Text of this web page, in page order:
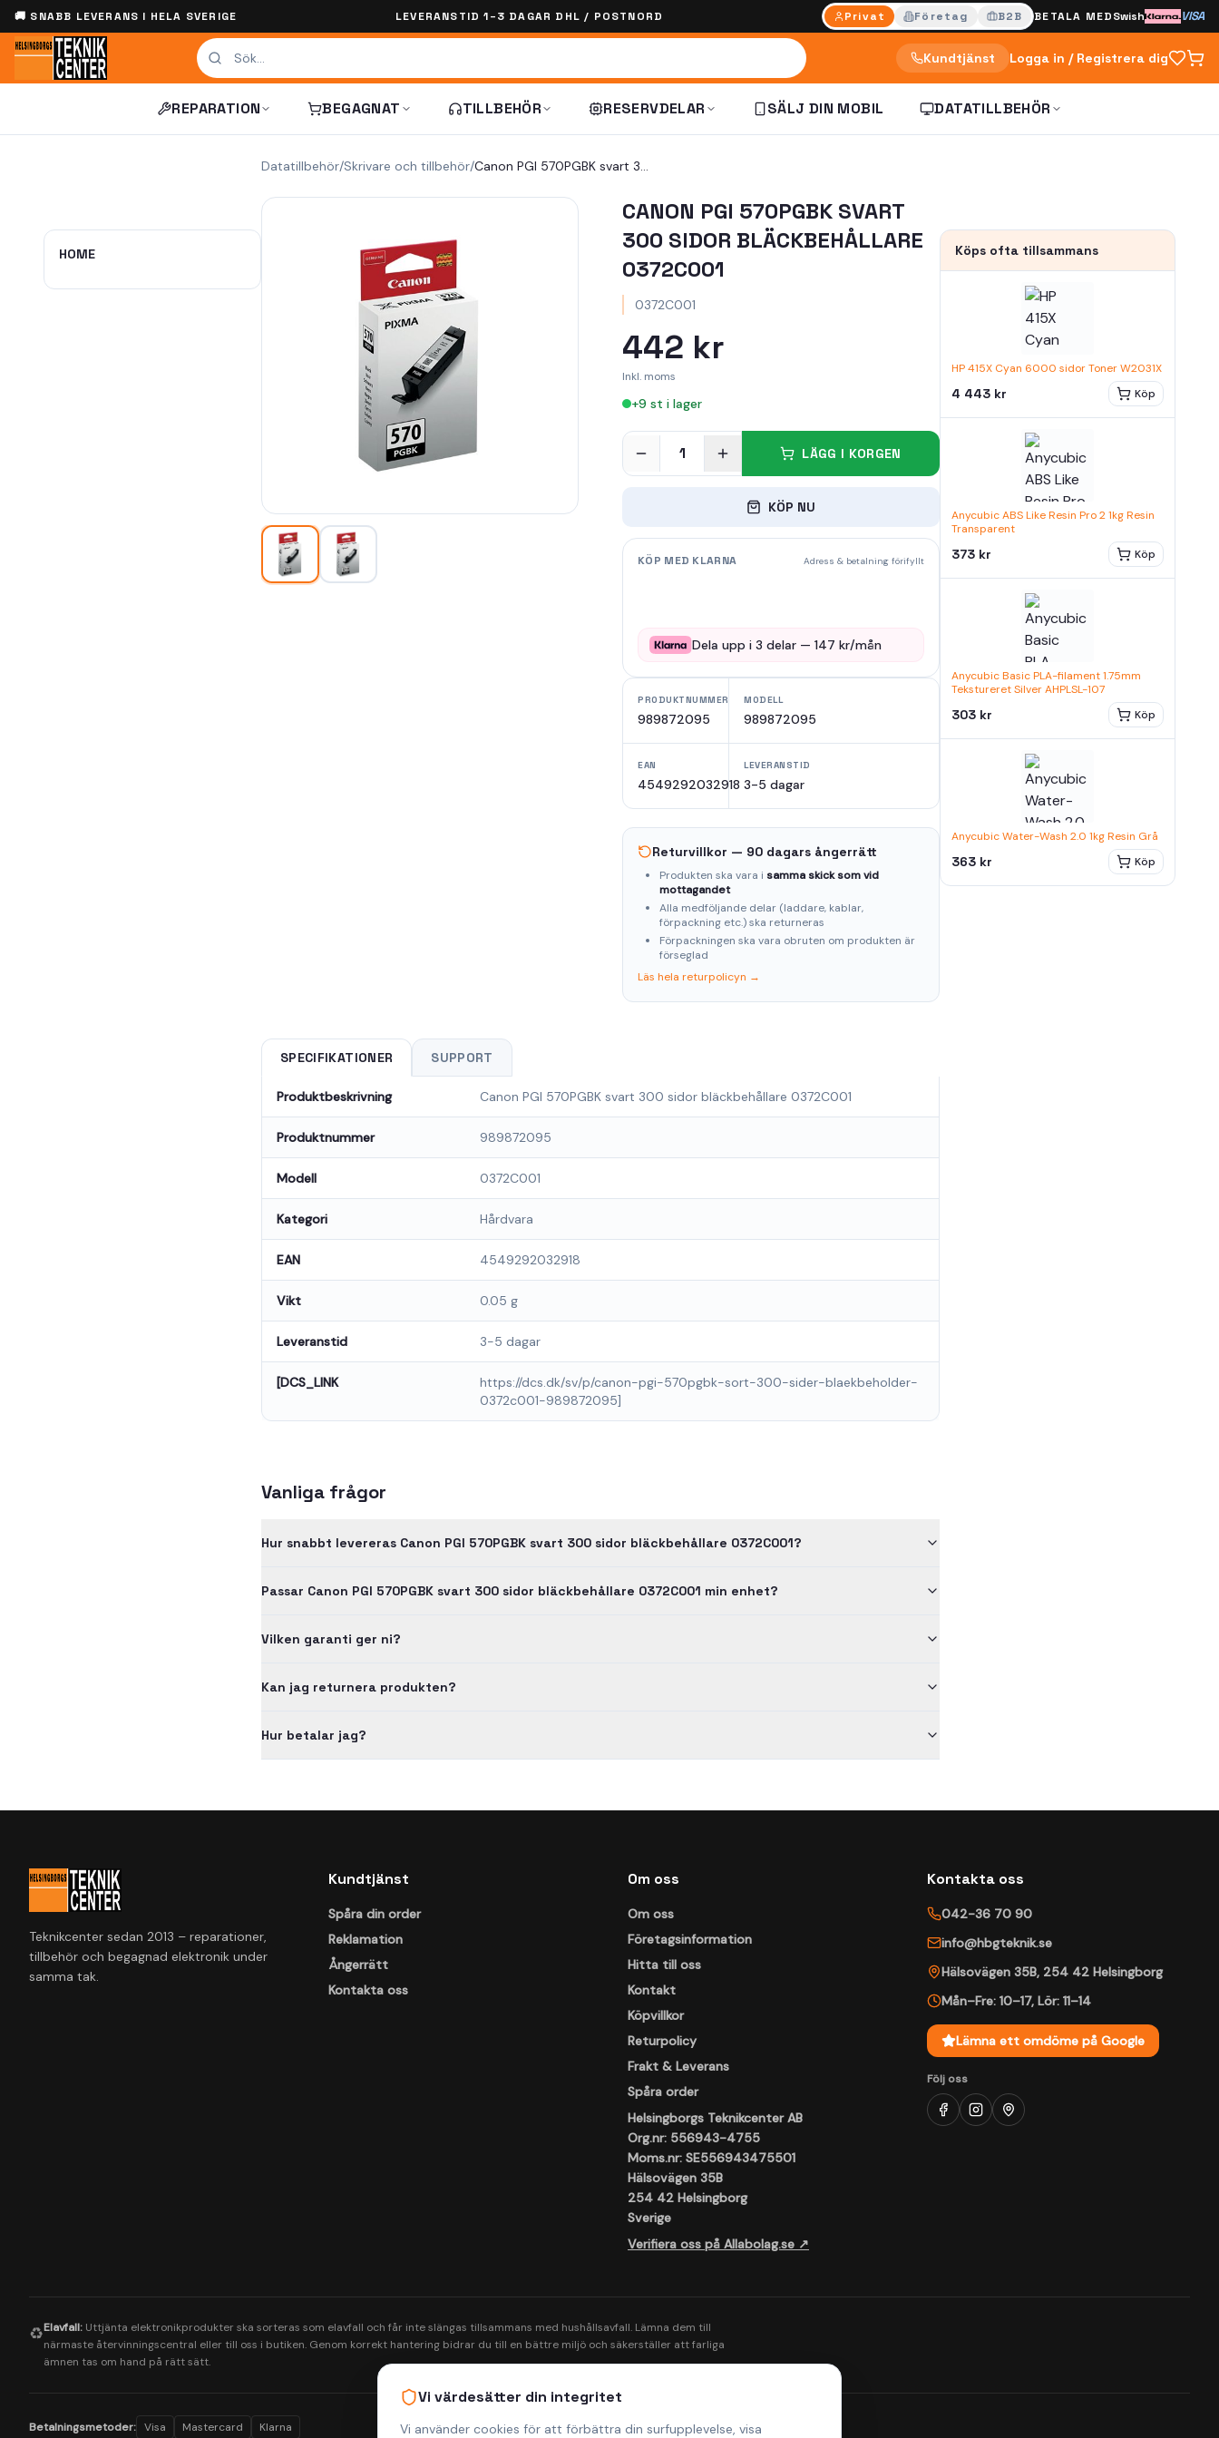
Vi värdesätter din integritet
Vi använder cookies för att förbättra din surfupplevelse, visa
🚚 SNABB LEVERANS I HELA SVERIGE LEVERANSTID 1–3 DAGAR DHL / POSTNORD Privat Företag B2B BETALA MEDSwish VISA
Kundtjänst Logga in / Registrera dig
REPARATION BEGAGNAT TILLBEHÖR RESERVDELAR SÄLJ DIN MOBIL DATATILLBEHÖR
HOME
Datatillbehör/Skrivare och tillbehör/ Canon PGI 570PGBK svart 300 sidor bläckbehållare 0372C001
CANON PGI 570PGBK SVART
300 SIDOR BLÄCKBEHÅLLARE
0372C001
0372C001
442 kr
Inkl. moms
+9 st i lager
1 LÄGG I KORGEN
KÖP NU
KÖP MED KLARNA Adress & betalning förifyllt
Dela upp i3 delar —147 kr/mån
PRODUKTNUMMER
989872095
MODELL
989872095
EAN
4549292032918
LEVERANSTID
3-5 dagar
Returvillkor — 90 dagars ångerrätt
Produkten ska vara i samma skick som vid
mottagandet
Alla medföljande delar (laddare, kablar,
förpackning etc.) ska returneras
Förpackningen ska vara obruten om produkten är
förseglad
Läs hela returpolicyn →
SPECIFIKATIONER SUPPORT
Produktbeskrivning Canon PGI 570PGBK svart 300 sidor bläckbehållare 0372C001
Produktnummer 989872095
Modell 0372C001
Kategori Hårdvara
EAN 4549292032918
Vikt 0.05 g
Leveranstid 3-5 dagar
[DCS_LINK
https://dcs.dk/sv/p/canon-pgi-570pgbk-sort-300-sider-blaekbeholder-
0372c001-989872095]
Vanliga frågor
Hur snabbt levereras Canon PGI 570PGBK svart 300 sidor bläckbehållare 0372C001?
Passar Canon PGI 570PGBK svart 300 sidor bläckbehållare 0372C001 min enhet?
Vilken garanti ger ni?
Kan jag returnera produkten?
Hur betalar jag?
Köps ofta tillsammans
HP 415X Cyan 6000 sidor Toner W2031X
4 443 kr Köp
Anycubic ABS Like Resin Pro 2 1kg Resin
Transparent
373 kr Köp
Anycubic Basic PLA-filament 1.75mm
Tekstureret Silver AHPLSL-107
303 kr Köp
Anycubic Water-Wash 2.0 1kg Resin Grå
363 kr Köp
Teknikcenter sedan 2013 – reparationer,
tillbehör och begagnad elektronik under
samma tak.
Kundtjänst
Spåra din order
Reklamation
Ångerrätt
Kontakta oss
Om oss
Om oss
Företagsinformation
Hitta till oss
Kontakt
Köpvillkor
Returpolicy
Frakt & Leverans
Spåra order
Helsingborgs Teknikcenter AB
Org.nr: 556943-4755
Moms.nr: SE556943475501
Hälsovägen 35B
254 42 Helsingborg
Sverige
Verifiera oss på Allabolag.se ↗
Kontakta oss
042-36 70 90
info@hbgteknik.se
Hälsovägen 35B, 254 42 Helsingborg
Mån–Fre: 10–17, Lör: 11–14
Lämna ett omdöme på Google
Följ oss
♻️Elavfall: Uttjänta elektronikprodukter ska sorteras som elavfall och får inte slängas tillsammans med hushållsavfall. Lämna dem till
närmaste återvinningscentral eller till oss i butiken. Genom korrekt hantering bidrar du till en bättre miljö och säkerställer att farliga
ämnen tas om hand på rätt sätt.
Betalningsmetoder: Visa Mastercard Klarna